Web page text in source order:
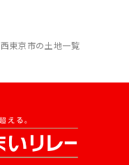
西東京市の土地一覧